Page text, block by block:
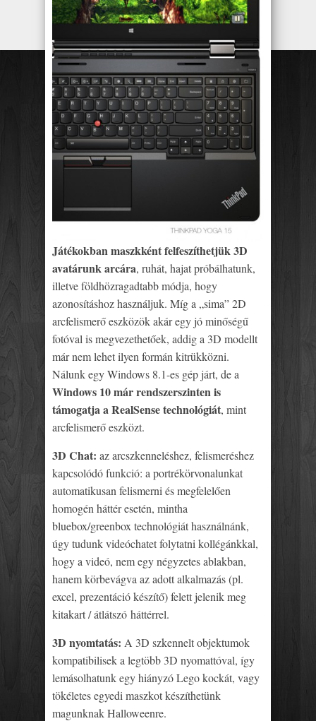
Játékokban maszkként felfeszíthetjük 3D
avatárunk arcára, ruhát, hajat próbálhatunk,
illetve földhözragadtabb módja, hogy
azonosításhoz használjuk. Míg a „sima” 2D
arcfelismerő eszközök akár egy jó minőségű
fotóval is megvezethetőek, addig a 3D modellt
már nem lehet ilyen formán kitrükközni.
Nálunk egy Windows 8.1-es gép járt, de a
Windows 10 már rendszerszinten is
támogatja a RealSense technológiát, mint
arcfelismerő eszközt.
3D Chat: az arcszkenneléshez, felismeréshez
kapcsolódó funkció: a portrékörvonalunkat
automatikusan felismerni és megfelelően
homogén háttér esetén, mintha
bluebox/greenbox technológiát használnánk,
úgy tudunk videóchatet folytatni kollégánkkal,
hogy a videó, nem egy négyzetes ablakban,
hanem körbevágva az adott alkalmazás (pl.
excel, prezentáció készítő) felett jelenik meg
kitakart / átlátszó háttérrel.
3D nyomtatás: A 3D szkennelt objektumok
kompatibilisek a legtöbb 3D nyomattóval, így
lemásolhatunk egy hiányzó Lego kockát, vagy
tökéletes egyedi maszkot készíthetünk
magunknak Halloweenre.